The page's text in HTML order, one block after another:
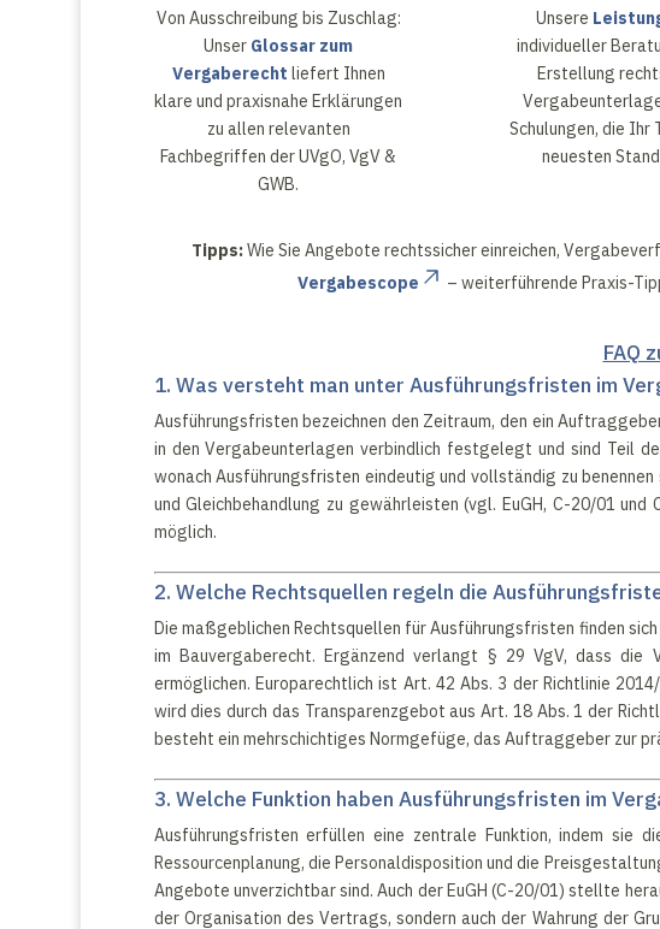
Von Ausschreibung bis Zuschlag:
Unser Glossar zum
Vergaberecht liefert Ihnen
klare und praxisnahe Erklärungen
zu allen relevanten
Fachbegriffen der UVgO, VgV &
GWB.
Unsere
individueller
Erstellung
Schulungen, die Ihr
neuesten
Tipps:Wie Sie Angebote rechtssicher einreichen,
Vergabescope
– weiterführende Praxis-
FAQ
1. Was versteht man unter Ausführungsfristen im
Ausführungsfristen bezeichnen den Zeitraum, den ein
in den Vergabeunterlagen verbindlich festgelegt und sind Teil
wonach Ausführungsfristen eindeutig und vollständig zu
und Gleichbehandlung zu gewährleisten (vgl. EuGH, C-20/01
möglich.
2. Welche Rechtsquellen regeln die
Die maßgeblichen Rechtsquellen für Ausführungsfristen finden
im Bauvergaberecht. Ergänzend verlangt § 29 VgV, dass die
ermöglichen. Europarechtlich ist Art. 42 Abs. 3 der Richtlinie
wird dies durch das Transparenzgebot aus Art. 18 Abs. 1 der
besteht ein mehrschichtiges Normgefüge, das Auftraggeber zur
3. Welche Funktion haben Ausführungsfristen im
Ausführungsfristen erfüllen eine zentrale Funktion, indem sie
Ressourcenplanung, die Personaldisposition und die
Angebote unverzichtbar sind. Auch der EuGH (C-20/01) stellte
der Organisation des Vertrags, sondern auch der Wahrung der